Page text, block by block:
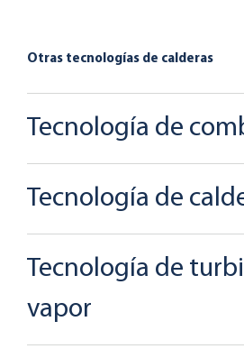
Otras tecnologías de calderas
Tecnología de
Tecnología de
Tecnología de
vapor